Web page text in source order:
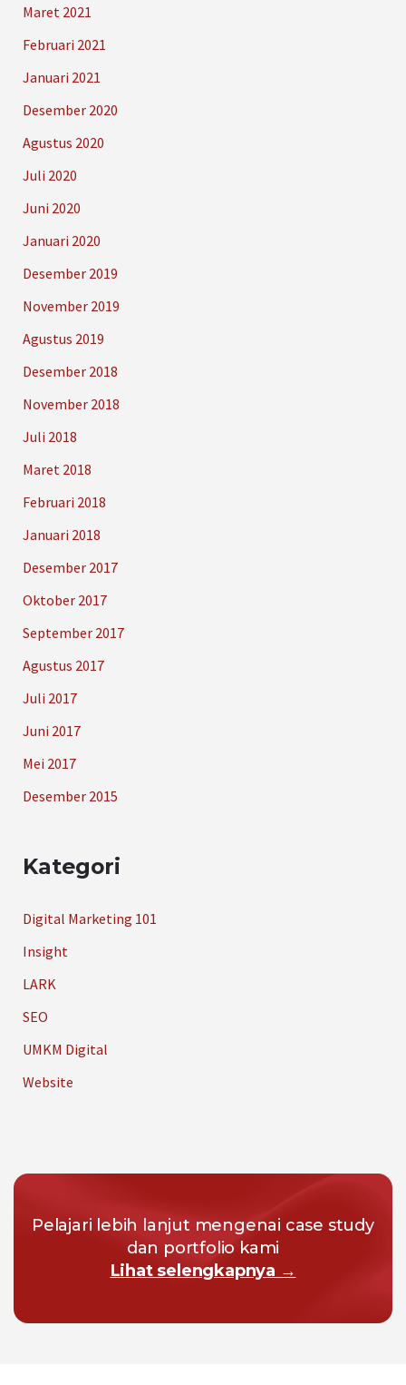
Maret 2021
Februari 2021
Januari 2021
Desember 2020
Agustus 2020
Juli 2020
Juni 2020
Januari 2020
Desember 2019
November 2019
Agustus 2019
Desember 2018
November 2018
Juli 2018
Maret 2018
Februari 2018
Januari 2018
Desember 2017
Oktober 2017
September 2017
Agustus 2017
Juli 2017
Juni 2017
Mei 2017
Desember 2015
Kategori
Digital Marketing 101
Insight
LARK
SEO
UMKM Digital
Website
Pelajari lebih lanjut mengenai case study
dan portfolio kami
Lihat selengkapnya →